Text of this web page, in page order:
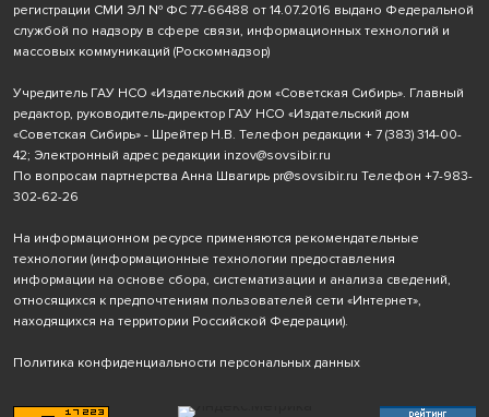
регистрации СМИ ЭЛ № ФС 77-66488 от 14.07.2016 выдано Федеральной
службой по надзору в сфере связи, информационных технологий и
массовых коммуникаций (Роскомнадзор)
Учредитель ГАУ НСО «Издательский дом «Советская Сибирь». Главный
редактор, руководитель-директор ГАУ НСО «Издательский дом
«Советская Сибирь» - Шрейтер Н.В. Телефон редакции + 7 (383) 314-00-
42; Электронный адрес редакции inzov@sovsibir.ru
По вопросам партнерства Анна Швагирь pr@sovsibir.ru Телефон +7-983-
302-62-26
На информационном ресурсе применяются рекомендательные
технологии (информационные технологии предоставления
информации на основе сбора, систематизации и анализа сведений,
относящихся к предпочтениям пользователей сети «Интернет»,
находящихся на территории Российской Федерации).
Политика конфиденциальности персональных данных